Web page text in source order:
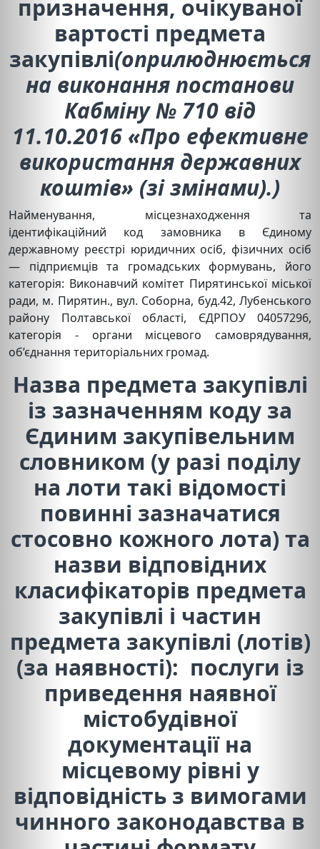
призначення, очікуваної
вартості предмета
закупівлі(оприлюднюється
на виконання постанови
Кабміну № 710 від
11.10.2016 «Про ефективне
використання державних
коштів» (зі змінами).)
Найменування, місцезнаходження та
ідентифікаційний код замовника в Єдиному
державному реєстрі юридичних осіб, фізичних осіб
— підприємців та громадських формувань, його
категорія: Виконавчий комітет Пирятинської міської
ради, м. Пирятин., вул. Соборна, буд.42, Лубенського
району Полтавської області, ЄДРПОУ 04057296,
категорія - органи місцевого самоврядування,
об’єднання територіальних громад.
Назва предмета закупівлі
із зазначенням коду за
Єдиним закупівельним
словником (у разі поділу
на лоти такі відомості
повинні зазначатися
стосовно кожного лота) та
назви відповідних
класифікаторів предмета
закупівлі і частин
предмета закупівлі (лотів)
(за наявності): послуги із
приведення наявної
містобудівної
документації на
місцевому рівні у
відповідність з вимогами
чинного законодавства в